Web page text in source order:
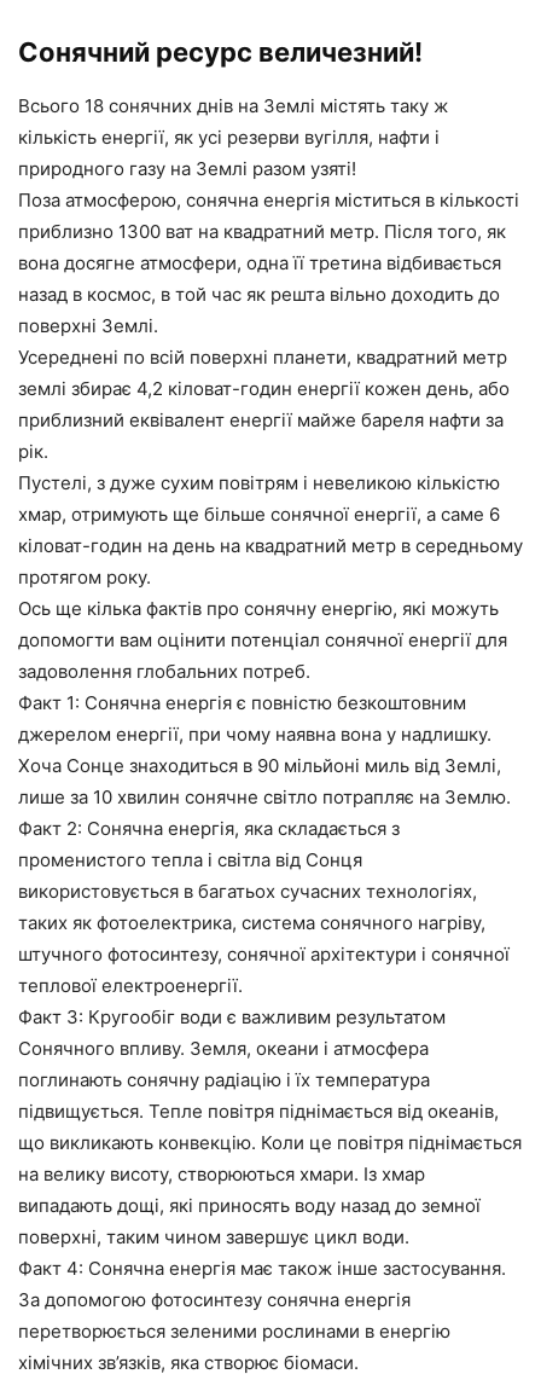
Сонячний ресурс величезний!
Всього 18 сонячних днів на Землі містять таку ж
кількість енергії, як усі резерви вугілля, нафти і
природного газу на Землі разом узяті!
Поза атмосферою, сонячна енергія міститься в кількості
приблизно 1300 ват на квадратний метр. Після того, як
вона досягне атмосфери, одна її третина відбивається
назад в космос, в той час як решта вільно доходить до
поверхні Землі.
Усереднені по всій поверхні планети, квадратний метр
землі збирає 4,2 кіловат-годин енергії кожен день, або
приблизний еквівалент енергії майже бареля нафти за
рік.
Пустелі, з дуже сухим повітрям і невеликою кількістю
хмар, отримують ще більше сонячної енергії, а саме 6
кіловат-годин на день на квадратний метр в середньому
протягом року.
Ось ще кілька фактів про сонячну енергію, які можуть
допомогти вам оцінити потенціал сонячної енергії для
задоволення глобальних потреб.
Факт 1: Сонячна енергія є повністю безкоштовним
джерелом енергії, при чому наявна вона у надлишку.
Хоча Сонце знаходиться в 90 мільйоні миль від Землі,
лише за 10 хвилин сонячне світло потрапляє на Землю.
Факт 2: Сонячна енергія, яка складається з
променистого тепла і світла від Сонця
використовується в багатьох сучасних технологіях,
таких як фотоелектрика, система сонячного нагріву,
штучного фотосинтезу, сонячної архітектури і сонячної
теплової електроенергії.
Факт 3: Кругообіг води є важливим результатом
Сонячного впливу. Земля, океани і атмосфера
поглинають сонячну радіацію і їх температура
підвищується. Тепле повітря піднімається від океанів,
що викликають конвекцію. Коли це повітря піднімається
на велику висоту, створюються хмари. Із хмар
випадають дощі, які приносять воду назад до земної
поверхні, таким чином завершує цикл води.
Факт 4: Сонячна енергія має також інше застосування.
За допомогою фотосинтезу сонячна енергія
перетворюється зеленими рослинами в енергію
хімічних зв’язків, яка створює біомаси.